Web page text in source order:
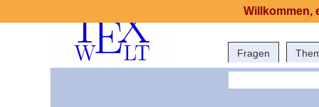
Fragen
Willkommen,